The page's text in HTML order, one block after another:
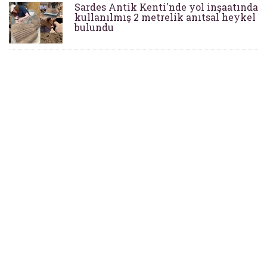
Sardes Antik Kenti'nde yol inşaatında
kullanılmış 2 metrelik anıtsal heykel
bulundu